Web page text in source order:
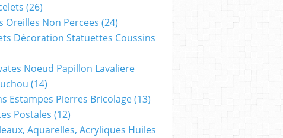
(26)
Oreilles Non Percees (24)
Décoration Statuettes Coussins
Noeud Papillon Lavaliere
(14)
Estampes Pierres Bricolage(13)
Postales (12)
Aquarelles, Acryliques Huiles